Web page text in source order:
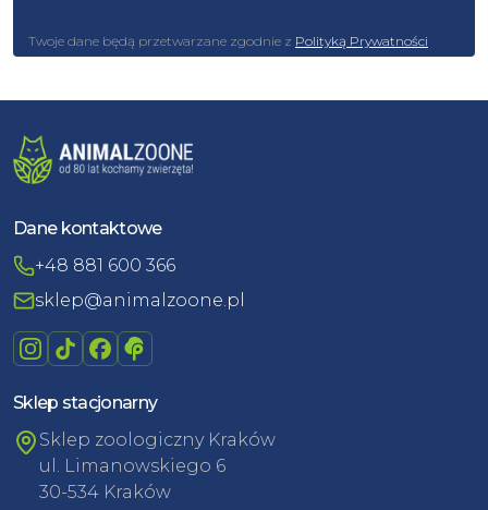
Twoje dane będą przetwarzane zgodnie z Polityką Prywatności
Dane kontaktowe
+48 881 600 366
sklep@animalzoone.pl
Sklep stacjonarny
Sklep zoologiczny Kraków
ul. Limanowskiego 6
30-534 Kraków